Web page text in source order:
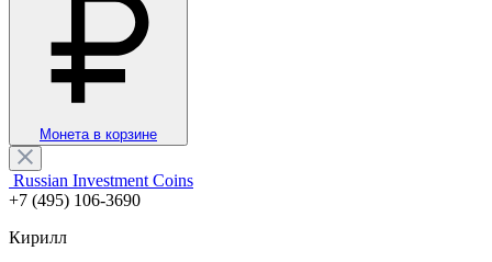
Монета в корзине
Russian Investment Coins
+7 (495) 106-3690
Кирилл